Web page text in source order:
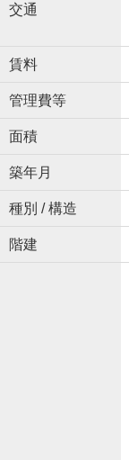
交通
賃料
管理費等
面積
築年月
種別 / 構造
階建